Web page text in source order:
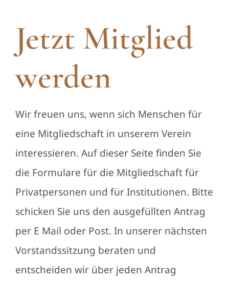
Jetzt Mitglied
werden
Wir freuen uns, wenn sich Menschen für
eine Mitgliedschaft in unserem Verein
interessieren. Auf dieser Seite finden Sie
die Formulare für die Mitgliedschaft für
Privatpersonen und für Institutionen. Bitte
schicken Sie uns den ausgefüllten Antrag
per E Mail oder Post. In unserer nächsten
Vorstandssitzung beraten und
entscheiden wir über jeden Antrag